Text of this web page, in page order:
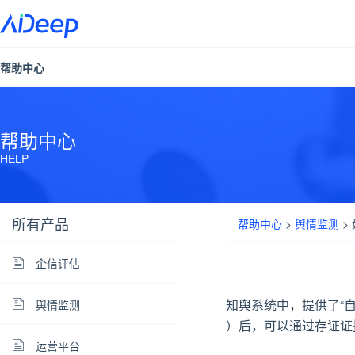
帮助中心
帮助中心
HELP
所有产品
企信评估
舆情监测
运营平台
帮助中心 > 舆情监测 >
知舆系统中，提供了“
）后，可以通过存证